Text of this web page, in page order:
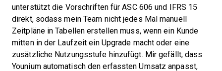
unterstützt die Vorschriften für ASC 606 und IFRS 15
direkt, sodass mein Team nicht jedes Mal manuell
Zeitpläne in Tabellen erstellen muss, wenn ein Kunde
mitten in der Laufzeit ein Upgrade macht oder eine
zusätzliche Nutzungsstufe hinzufügt. Mir gefällt, dass
Younium automatisch den erfassten Umsatz anpasst,